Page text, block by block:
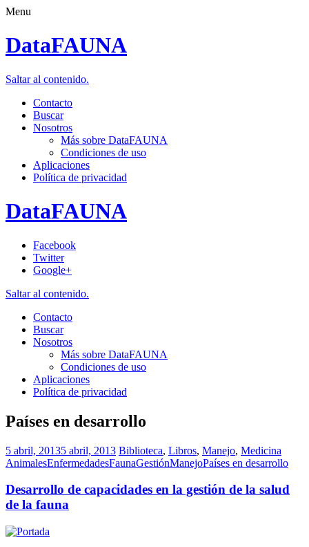
Menu
DataFAUNA
Saltar al contenido.
Contacto
Buscar
Nosotros
Más sobre DataFAUNA
Condiciones de uso
Aplicaciones
Política de privacidad
DataFAUNA
Facebook
Twitter
Google+
Saltar al contenido.
Contacto
Buscar
Nosotros
Más sobre DataFAUNA
Condiciones de uso
Aplicaciones
Política de privacidad
Países en desarrollo
5 abril, 20135 abril, 2013 Biblioteca, Libros, Manejo, Medicina
AnimalesEnfermedadesFaunaGestiónManejoPaíses en desarrollo
Desarrollo de capacidades en la gestión de la salud
de la fauna